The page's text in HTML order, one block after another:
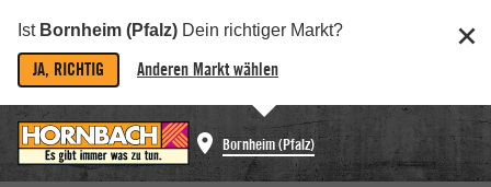
Ist Bornheim (Pfalz) Dein richtiger Markt?
JA, RICHTIG Anderen Markt wählen
Bornheim (Pfalz)